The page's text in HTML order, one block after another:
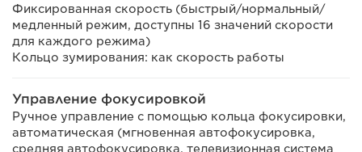
Фиксированная скорость (быстрый/нормальный/
медленный режим, доступны 16 значений скорости
для каждого режима)
Кольцо зумирования: как скорость работы
Управление фокусировкой
Ручное управление с помощью кольца фокусировки,
автоматическая (мгновенная автофокусировка,
средняя автофокусировка, телевизионная система